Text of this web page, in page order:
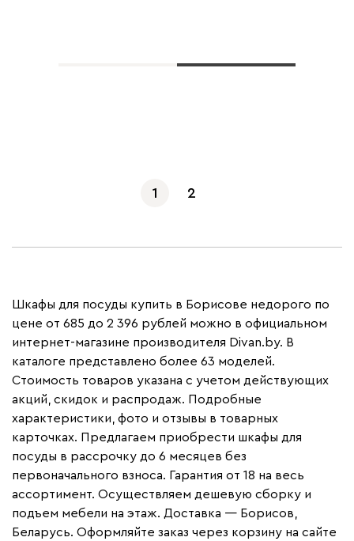
1 2
Шкафы для посуды купить в Борисове недорого по
цене от 685 до 2 396 рублей можно в официальном
интернет-магазине производителя Divan.by. В
каталоге представлено более 63 моделей.
Стоимость товаров указана с учетом действующих
акций, скидок и распродаж. Подробные
характеристики, фото и отзывы в товарных
карточках. Предлагаем приобрести шкафы для
посуды в рассрочку до 6 месяцев без
первоначального взноса. Гарантия от 18 на весь
ассортимент. Осуществляем дешевую сборку и
подъем мебели на этаж. Доставка — Борисов,
Беларусь. Оформляйте заказ через корзину на сайте